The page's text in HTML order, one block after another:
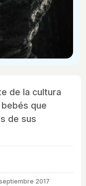
de la cultura
que
de sus
2017